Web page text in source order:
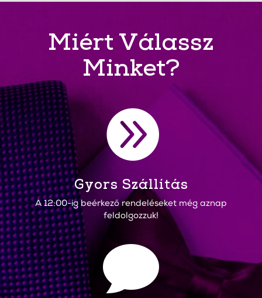
Miért Válassz
Minket?

Gyors Szállítás
A 12:00-ig beérkező rendeléseket még aznap
feldolgozzuk!
